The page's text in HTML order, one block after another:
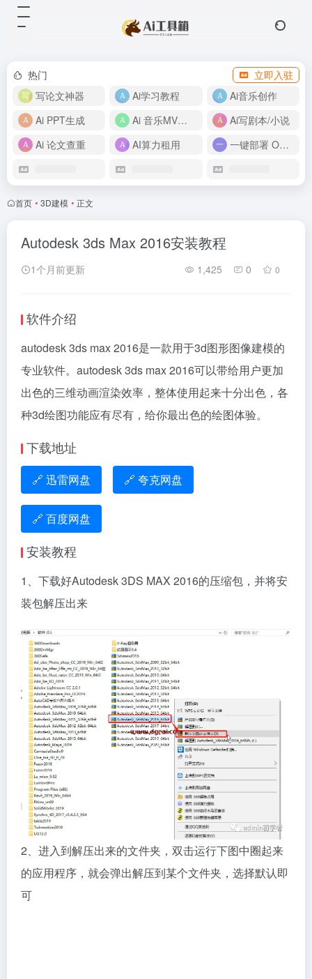
热门
立即入驻
写论文神器
Ai学习教程
Ai音乐创作
Ai PPT生成
Ai 音乐MV制作
Ai写剧本/小说
Ai 论文查重
AI算力租用 一键部署 OpenClaw
首页 • 3D建模 • 正文
Autodesk 3ds Max 2016安装教程
1个月前更新 1,425 0 0
软件介绍
autodesk 3ds max 2016是一款用于3d图形图像建模的
专业软件。autodesk 3ds max 2016可以带给用户更加
出色的三维动画渲染效率，整体使用起来十分出色，各
种3d绘图功能应有尽有，给你最出色的绘图体验。
下载地址
🔗 迅雷网盘 🔗 夸克网盘
🔗 百度网盘
安装教程
1、下载好Autodesk 3DS MAX 2016的压缩包，并将安
装包解压出来
2、进入到解压出来的文件夹，双击运行下图中圈起来
的应用程序，就会弹出解压到某个文件夹，选择默认即
可